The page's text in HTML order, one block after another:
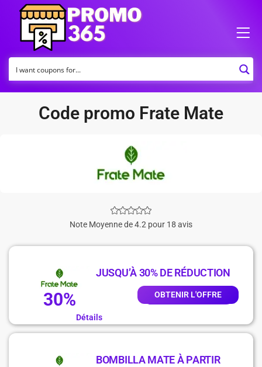
Code promo Frate Mate
Note Moyenne de 4.2 pour 18 avis
30%
JUSQU’À 30% DE RÉDUCTION
OBTENIR L'OFFRE
Détails
BOMBILLA MATE À PARTIR